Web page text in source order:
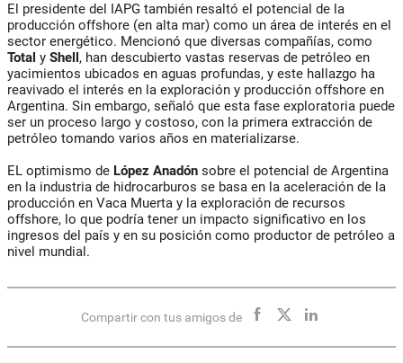
El presidente del IAPG también resaltó el potencial de la
producción offshore (en alta mar) como un área de interés en el
sector energético. Mencionó que diversas compañías, como
Total y Shell, han descubierto vastas reservas de petróleo en
yacimientos ubicados en aguas profundas, y este hallazgo ha
reavivado el interés en la exploración y producción offshore en
Argentina. Sin embargo, señaló que esta fase exploratoria puede
ser un proceso largo y costoso, con la primera extracción de
petróleo tomando varios años en materializarse.
EL optimismo de López Anadón sobre el potencial de Argentina
en la industria de hidrocarburos se basa en la aceleración de la
producción en Vaca Muerta y la exploración de recursos
offshore, lo que podría tener un impacto significativo en los
ingresos del país y en su posición como productor de petróleo a
nivel mundial.
Compartir con tus amigos de